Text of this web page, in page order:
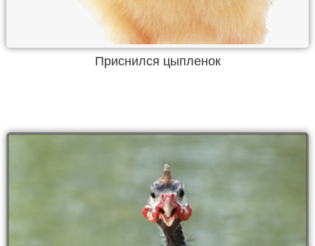
Приснился цыпленок